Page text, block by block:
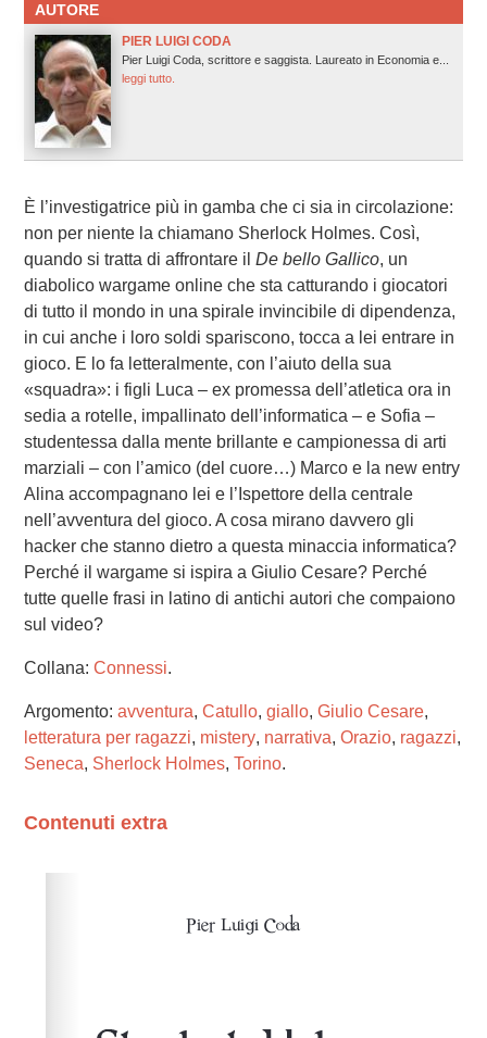
AUTORE
PIER LUIGI CODA
Pier Luigi Coda, scrittore e saggista. Laureato in Economia e...
leggi tutto.
È l’investigatrice più in gamba che ci sia in circolazione:
non per niente la chiamano Sherlock Holmes. Così,
quando si tratta di affrontare il De bello Gallico, un
diabolico wargame online che sta catturando i giocatori
di tutto il mondo in una spirale invincibile di dipendenza,
in cui anche i loro soldi spariscono, tocca a lei entrare in
gioco. E lo fa letteralmente, con l’aiuto della sua
«squadra»: i figli Luca – ex promessa dell’atletica ora in
sedia a rotelle, impallinato dell’informatica – e Sofia –
studentessa dalla mente brillante e campionessa di arti
marziali – con l’amico (del cuore…) Marco e la new entry
Alina accompagnano lei e l’Ispettore della centrale
nell’avventura del gioco. A cosa mirano davvero gli
hacker che stanno dietro a questa minaccia informatica?
Perché il wargame si ispira a Giulio Cesare? Perché
tutte quelle frasi in latino di antichi autori che compaiono
sul video?
Collana: Connessi.
Argomento: avventura, Catullo, giallo, Giulio Cesare,
letteratura per ragazzi, mistery, narrativa, Orazio, ragazzi,
Seneca, Sherlock Holmes, Torino.
Contenuti extra
documentation.